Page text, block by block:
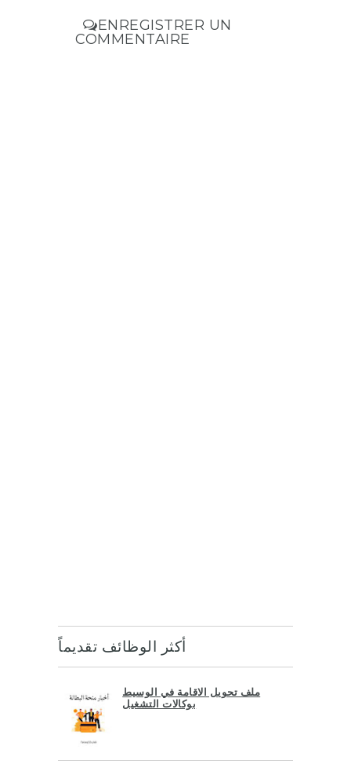
ENREGISTRER UN
COMMENTAIRE
أكثر الوظائف تقديماً
ملف تحويل الاقامة في الوسيط
بوكالات التشغيل